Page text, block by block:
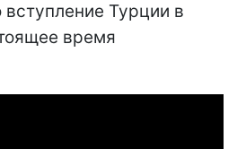
вступление Турции в
время